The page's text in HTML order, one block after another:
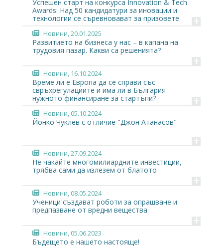
Успешен старт на конкурса Innovation & Тech
Аwards: Над 50 кандидатури за иновации и
технологии се съревновават за призовете
+
Новини, 20.01.2025
Развитието на бизнеса у нас – в капана на
трудовия пазар. Какви са решенията?
+
Новини, 16.10.2024
Време ли е Европа да се справи със
свръхрегулациите и има ли в България
нужното финансиране за стартъпи?
+
Новини, 05.10.2024
Йонко Чуклев с отличие "Джон Атанасов"
+
Новини, 27.09.2024
Не чакайте многомилиардните инвестиции,
трябва сами да излезем от блатото
+
Новини, 08.05.2024
Ученици създават роботи за опрашване и
предпазване от вредни вещества
+
Новини, 05.06.2023
Бъдещето е нашето настояще!